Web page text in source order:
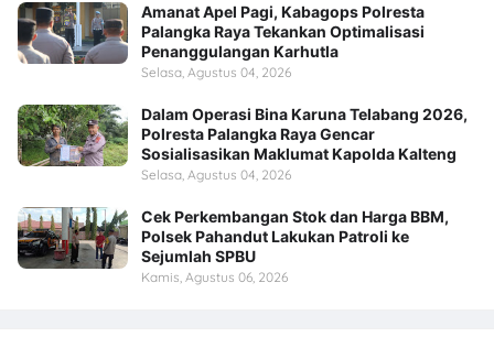
Amanat Apel Pagi, Kabagops Polresta
Palangka Raya Tekankan Optimalisasi
Penanggulangan Karhutla
Selasa, Agustus 04, 2026
Dalam Operasi Bina Karuna Telabang 2026,
Polresta Palangka Raya Gencar
Sosialisasikan Maklumat Kapolda Kalteng
Selasa, Agustus 04, 2026
Cek Perkembangan Stok dan Harga BBM,
Polsek Pahandut Lakukan Patroli ke
Sejumlah SPBU
Kamis, Agustus 06, 2026